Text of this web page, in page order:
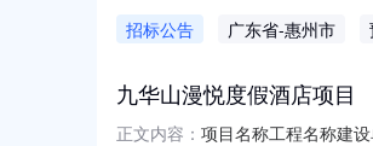
预算审核服务中介服
招标公告 广东省-惠州市
九华山漫悦度假酒店项目
正文内容： 项目名称工程名称建